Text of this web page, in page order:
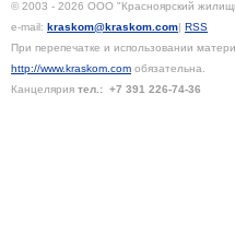
© 2003 - 2026 ООО "Красноярский
e-mail: kraskom@kraskom.com| RSS
При перепечатке и использовании
http://www.kraskom.com обязательна.
Канцелярия тел.: +7 391 226-74-36